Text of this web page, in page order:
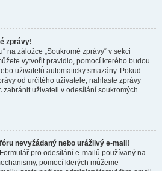
zprávy!
na záložce „Soukromé zprávy“ v sekci
vytvořit pravidlo, pomocí kterého budou
uživatelů automaticky smazány. Pokud
od určitého uživatele, nahlaste zprávy
zabránit uživateli v odesílání soukromých
nevyžádaný nebo urážlivý e-mail!
pro odesílání e-mailů používaný na
pomocí kterých můžeme